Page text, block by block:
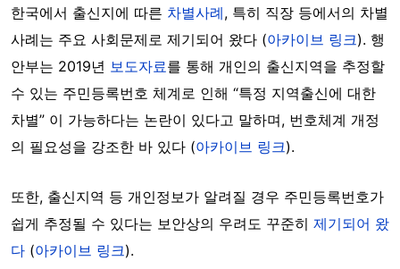
한국에서 출신지에 따른 차별사례, 특히 직장 등에서의 차별
사례는 주요 사회문제로 제기되어 왔다 (아카이브 링크). 행
안부는 2019년 보도자료를 통해 개인의 출신지역을 추정할
수 있는 주민등록번호 체계로 인해 “특정 지역출신에 대한
차별” 이 가능하다는 논란이 있다고 말하며, 번호체계 개정
의 필요성을 강조한 바 있다 (아카이브 링크).
또한, 출신지역 등 개인정보가 알려질 경우 주민등록번호가
쉽게 추정될 수 있다는 보안상의 우려도 꾸준히 제기되어 왔
다 (아카이브 링크).